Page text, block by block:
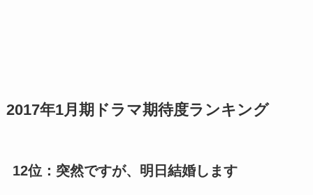
2017年1月期ドラマ期待度ランキング
12位：突然ですが、明日結婚します